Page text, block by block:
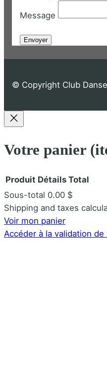
Message
© Copyright Club
Votre panier
Produits
dans
Produit Détails Total
Sous-total 0.00 $
Shipping and taxes
Voir mon panier
Accéder à la validation de